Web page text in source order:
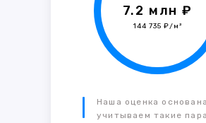
7.2 млн ₽
144 735 ₽/м²
Наша оценка
учитываем такие